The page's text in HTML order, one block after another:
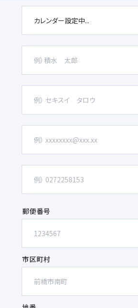
郵便番号
市区町村